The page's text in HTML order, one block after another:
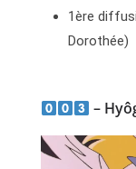
1ère
Dorothée)
–